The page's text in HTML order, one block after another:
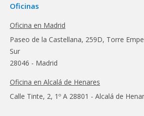
Oficinas
Oficina en Madrid
Paseo de la Castellana, 259D, Torre
Sur
28046 - Madrid
Oficina en Alcalá de Henares
Calle Tinte, 2, 1º A 28801 - Alcalá de